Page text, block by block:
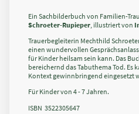
Ein Sachbilderbuch von Familien-
Schroeter-Rupieper , illustriert von
Trauerbegleiterin Mechthild
einen wundervollen
für Kinder heilsam sein kann. Das
bereichernd das Tabuthema Tod. Es
Kontext gewinnbringend eingesetzt
Für Kinder von 4 - 7 Jahren.
ISBN ‎ 3522305647